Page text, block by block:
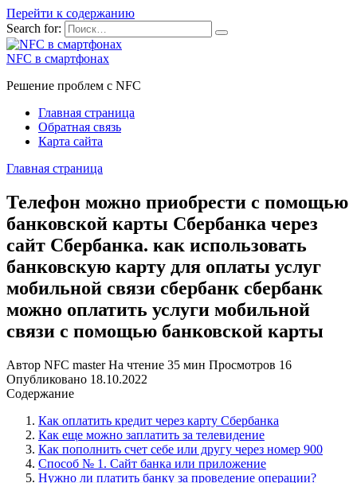
Перейти к содержанию
Search for:
NFC в смартфонах
Решение проблем с NFC
Главная страница
Обратная связь
Карта сайта
Главная страница
Телефон можно приобрести с помощью
банковской карты Сбербанка через
сайт Сбербанка. как использовать
банковскую карту для оплаты услуг
мобильной связи сбербанк сбербанк
можно оплатить услуги мобильной
связи с помощью банковской карты
Автор NFC master На чтение 35 мин Просмотров 16
Опубликовано 18.10.2022
Содержание
Как оплатить кредит через карту Сбербанка
Как еще можно заплатить за телевидение
Как пополнить счет себе или другу через номер 900
Способ № 1. Сайт банка или приложение
Нужно ли платить банку за проведение операции?